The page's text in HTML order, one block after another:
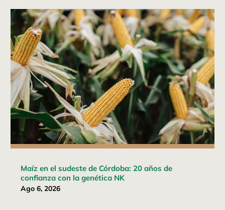
Maíz en el sudeste de Córdoba: 20 años de
confianza con la genética NK
Ago 6, 2026